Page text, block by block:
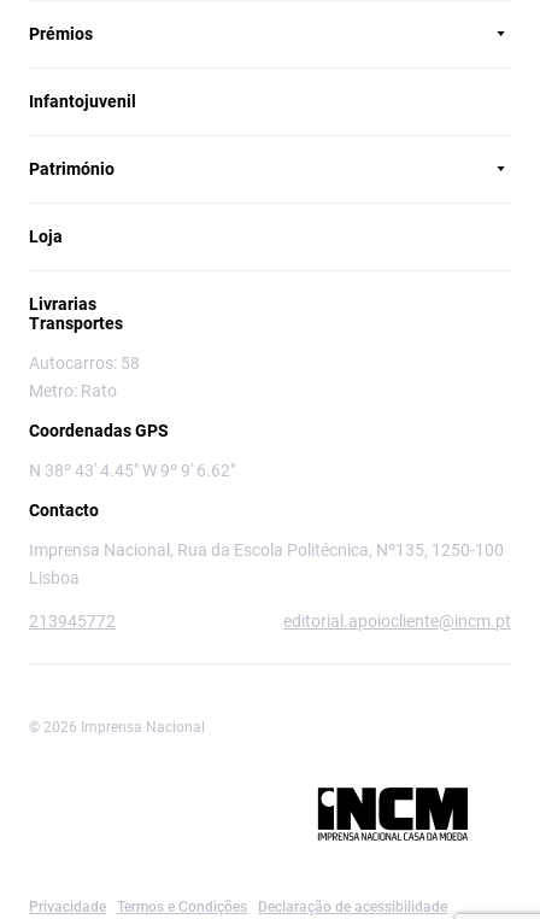
Prémios
Infantojuvenil
Património
Loja
Livrarias
Transportes
Autocarros: 58
Metro: Rato
Coordenadas GPS
N 38º 43' 4.45" W 9º 9' 6.62"
Contacto
Imprensa Nacional, Rua da Escola Politécnica, Nº135, 1250-100
Lisboa
213945772 editorial.apoiocliente@incm.pt
© 2026 Imprensa Nacional
Privacidade Termos e Condições Declaração de acessibilidade